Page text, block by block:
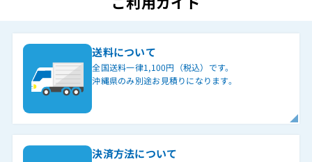
送料について
全国送料一律1,100円（税込）です。
沖縄県のみ別途お見積りになります。
決済方法について